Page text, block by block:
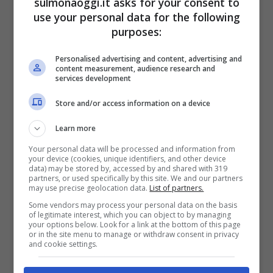
che il petrolio continuerà al
rialzo? Le indicazioni
dell’analisi grafica
È sicuramente necessaria una conferma,
ma la chiusura settimanale sotto la
resistenza in area 86,60 $ non è un
segnale di forza. Le prossime settimane,
quindi, potrebbero essere decisive per
capire da che parte potrebbero muoversi
le quotazioni.
use your personal data for the following
purposes:
Personalised advertising and content, advertising and
content measurement, audience research and
services development
Store and/or access information on a device
Learn more
Your personal data will be processed and information from
your device (cookies, unique identifiers, and other device
data) may be stored by, accessed by and shared with 319
partners, or used specifically by this site. We and our partners
may use precise geolocation data. List of partners.
Some vendors may process your personal data on the basis
of legitimate interest, which you can object to by managing
your options below. Look for a link at the bottom of this page
or in the site menu to manage or withdraw consent in privacy
and cookie settings.